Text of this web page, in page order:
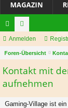
MAGAZIN
ch
ne
llz
ug
riff
or
en
Anmelden
Foren-Übersicht
Kontakt mit
aufnehmen
Gaming-Village ist